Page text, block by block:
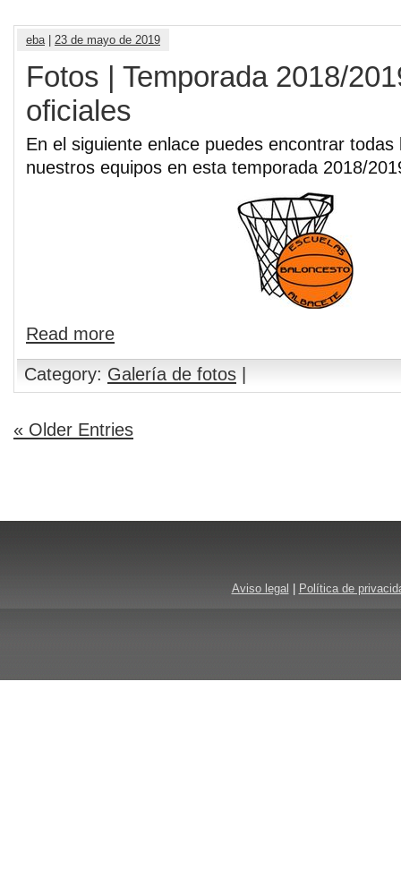
eba | 23 de mayo de 2019
Fotos | Temporada 2018/
oficiales
En el siguiente enlace puedes encontrar
nuestros equipos en esta temporada 2018/
Read more
Category: Galería de fotos |
« Older Entries
Aviso legal Política de